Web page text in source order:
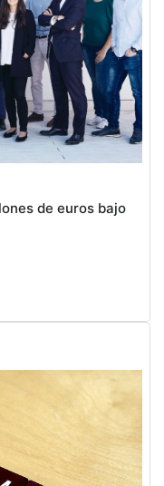
de euros bajo